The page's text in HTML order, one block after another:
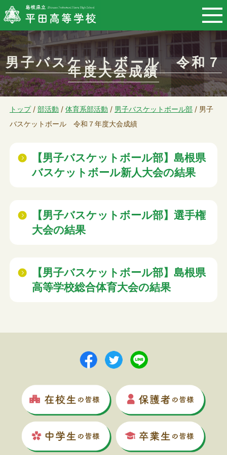
このページの本文へ
男子バスケットボール 令和７
年度大会成績
現
在
トップ/ 部活動 / 体育系部活動 / 男子バスケットボール部/ 男子
バスケットボール 令和７年度大会成績
【男子バスケットボール部】島根県
バスケットボール新人大会の結果
【男子バスケットボール部】選手権
大会の結果
【男子バスケットボール部】島根県
高等学校総合体育大会の結果